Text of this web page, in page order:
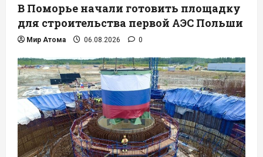
В Поморье начали готовить площадку
для строительства первой АЭС Польши
Мир Атома 06.08.2026 0